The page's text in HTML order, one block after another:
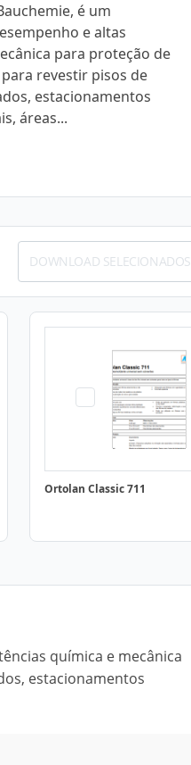
é um
e altas
para proteção de
revestir pisos de
estacionamentos
áreas...
DOWNLOAD SELECIONADOS
Ortolan Classic 711
química e mecânica
estacionamentos